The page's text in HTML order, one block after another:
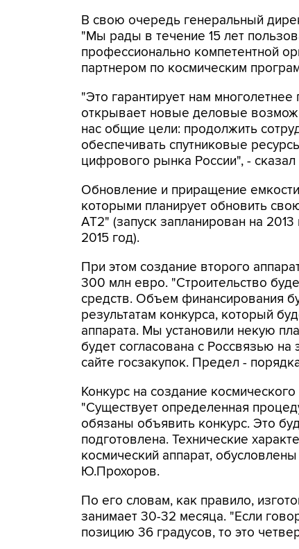
В свою очередь генеральный
"Мы рады в течение 15 лет
профессионально компетентной
партнером по космическим
"Это гарантирует нам многолетнее
открывает новые деловые
нас общие цели: продолжить
обеспечивать спутниковые
цифрового рынка России", -
Обновление и приращение
которыми планирует обновить
АТ2" (запуск запланирован на
2015 год).
При этом создание второго
300 млн евро. "Строительство
средств. Объем финансирования
результатам конкурса, который
аппарата. Мы установили некую
будет согласована с Россвязью
сайте госзакупок. Предел -
Конкурс на создание
"Существует определенная
обязаны объявить конкурс. Это
подготовлена. Технические
космический аппарат,
Ю.Прохоров.
По его словам, как правило,
занимает 30-32 месяца. "Если
позицию 36 градусов, то это